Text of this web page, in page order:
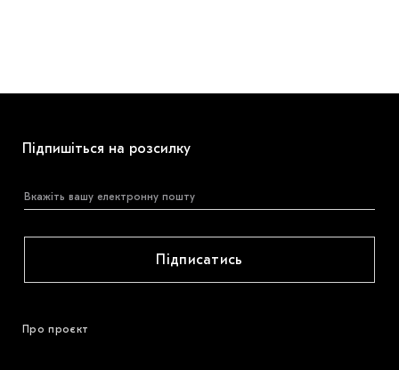
Підпишіться на розсилку
Підписатись
Про проєкт